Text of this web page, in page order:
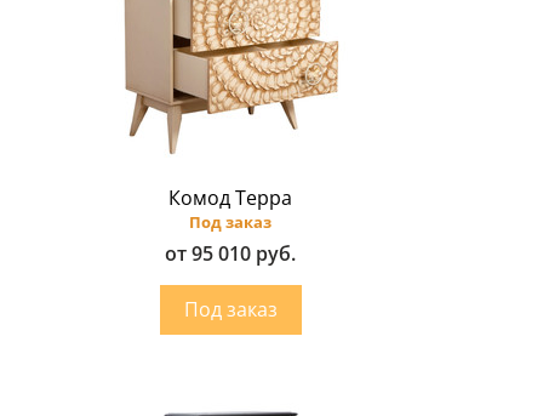
Комод Терра
Под заказ
от 95 010 руб.